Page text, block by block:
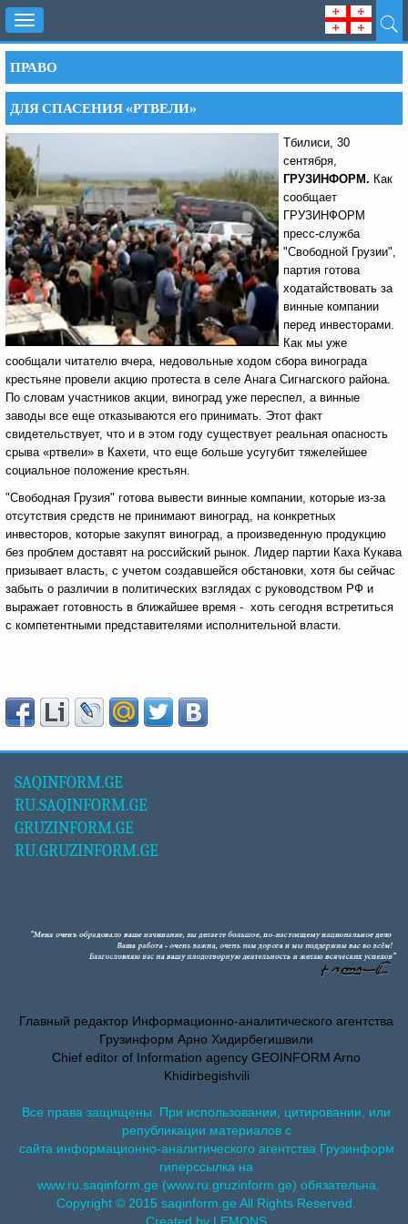
Toggle
navigation
ПРАВО
ДЛЯ СПАСЕНИЯ «РТВЕЛИ»
Тбилиси, 30
сентября,
ГРУЗИНФОРМ. Как
сообщает
ГРУЗИНФОРМ
пресс-служба
"Свободной Грузии",
партия готова
ходатайствовать за
винные компании
перед инвесторами.
Как мы уже
сообщали читателю вчера, недовольные ходом сбора винограда
крестьяне провели акцию протеста в селе Анага Сигнагского района.
По словам участников акции, виноград уже переспел, а винные
заводы все еще отказываются его принимать. Этот факт
свидетельствует, что и в этом году существует реальная опасность
срыва «ртвели» в Кахети, что еще больше усугубит тяжелейшее
социальное положение крестьян.
"Свободная Грузия" готова вывести винные компании, которые из-за
отсутствия средств не принимают виноград, на конкретных
инвесторов, которые закупят виноград, а произведенную продукцию
без проблем доставят на российский рынок. Лидер партии Каха Кукава
призывает власть, с учетом создавшейся обстановки, хотя бы сейчас
забыть о различии в политических взглядах с руководством РФ и
выражает готовность в ближайшее время - хоть сегодня встретиться
с компетентными представителями исполнительной власти.
SAQINFORM.GE
RU.SAQINFORM.GE
GRUZINFORM.GE
RU.GRUZINFORM.GE
Главный редактор Информационно-аналитического агентства
Грузинформ Арно Хидирбегишвили
Chief editor of Information agency GEOINFORM Arno
Khidirbegishvili
Все права защищены. При использовании, цитировании, или
републикации материалов с
сайта информационно-аналитического агентства Грузинформ
гиперссылка на
www.ru.saqinform.ge (www.ru.gruzinform.ge) обязательна.
Copyright © 2015 saqinform.ge All Rights Reserved.
Created by LEMONS